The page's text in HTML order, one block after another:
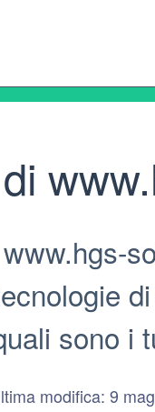
sono i
modifica: 9